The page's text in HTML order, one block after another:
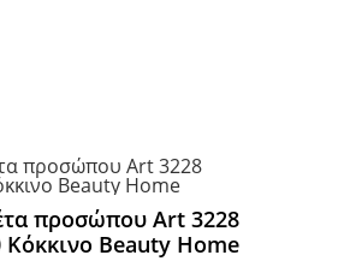
προσώπου Art 3228
Κόκκινο Beauty Home